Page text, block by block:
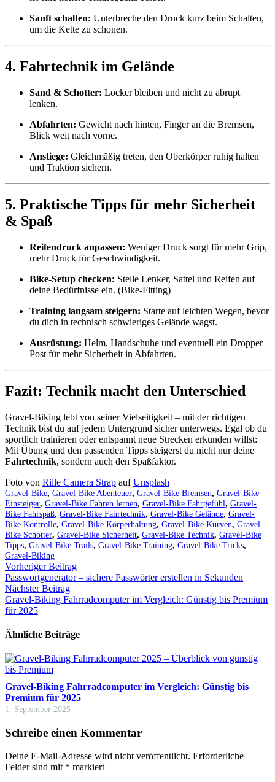
Sanft schalten: Unterbreche den Druck kurz beim Schalten,
um die Kette zu schonen.
4. Fahrtechnik im Gelände
Sand & Schotter: Locker bleiben und nicht zu abrupt
lenken.
Abfahrten: Gewicht nach hinten, Finger an die Bremsen,
Blick weit nach vorne.
Anstiege: Gleichmäßig treten, den Oberkörper ruhig halten
und Traktion sichern.
5. Praktische Tipps für mehr Sicherheit
& Spaß
Reifendruck anpassen: Weniger Druck sorgt für mehr Grip,
mehr Druck für Geschwindigkeit.
Bike-Setup checken: Stelle Lenker, Sattel und Reifen auf
deine Bedürfnisse ein. (Bike-Fitting)
Training langsam steigern: Starte auf leichten Wegen, bevor
du dich in technisch schwieriges Gelände wagst.
Ausrüstung: Helm, Handschuhe und eventuell ein Dropper
Post für mehr Sicherheit in Abfahrten.
Fazit: Technik macht den Unterschied
Gravel-Biking lebt von seiner Vielseitigkeit – mit der richtigen
Technik bist du auf jedem Untergrund sicher unterwegs. Egal ob du
sportlich trainieren oder entspannt neue Strecken erkunden willst:
Mit Übung und den passenden Tipps steigerst du nicht nur deine
Fahrtechnik, sondern auch den Spaßfaktor.
Foto von Rille Camera Strap auf Unsplash
Gravel-Bike, Gravel-Bike Abenteuer, Gravel-Bike Bremsen, Gravel-Bike
Einsteiger, Gravel-Bike Fahren lernen, Gravel-Bike Fahrgefühl, Gravel-
Bike Fahrspaß, Gravel-Bike Fahrtechnik, Gravel-Bike Gelände, Gravel-
Bike Kontrolle, Gravel-Bike Körperhaltung, Gravel-Bike Kurven, Gravel-
Bike Schotter, Gravel-Bike Sicherheit, Gravel-Bike Technik, Gravel-Bike
Tipps, Gravel-Bike Trails, Gravel-Bike Training, Gravel-Bike Tricks,
Gravel-Biking
Vorheriger Beitrag
Passwortgenerator – sichere Passwörter erstellen in Sekunden
Nächster Beitrag
Gravel-Biking Fahrradcomputer im Vergleich: Günstig bis Premium
für 2025
Ähnliche Beiträge
Gravel-Biking Fahrradcomputer im Vergleich: Günstig bis
Premium für 2025
1. September 2025
Schreibe einen Kommentar
Deine E-Mail-Adresse wird nicht veröffentlicht. Erforderliche
Felder sind mit * markiert